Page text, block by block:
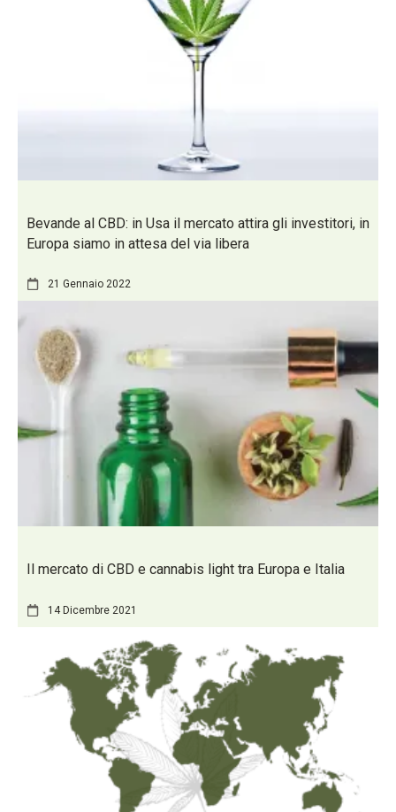
Bevande al CBD: in Usa il mercato attira gli investitori, in
Europa siamo in attesa del via libera
21 Gennaio 2022
Il mercato di CBD e cannabis light tra Europa e Italia
14 Dicembre 2021